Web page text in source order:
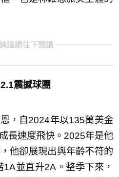
繼續往下閱讀
震撼球團
，自2024年以135萬美金
長速度飛快。2025年是他
他卻展現出與年齡不符的
並直升2A。整季下來，